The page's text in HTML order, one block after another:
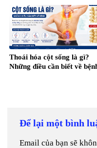
Thoái hóa cột sống là gì?
Những điều cần biết về
Để lại một bình
Email của bạn sẽ